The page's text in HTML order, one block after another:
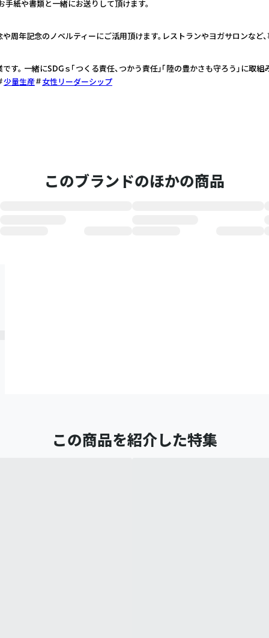
手紙や書類と一緒にお送りして頂けます。
周年記念のノベルティーにご活用頂けます。レストランやヨガサロンなど
。 一緒にSDGｓ「つくる責任、つかう責任」「陸の豊かさも守ろう」に取組
少量生産
女性リーダーシップ
このブランドのほかの商品
この商品を紹介した特集